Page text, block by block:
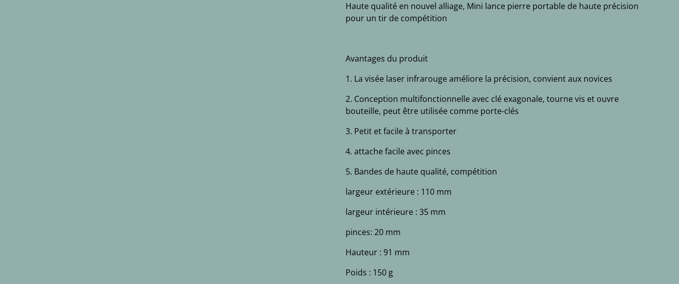
Haute qualité en nouvel alliage, Mini lance pierre portable de haute précision
pour un tir de compétition
Avantages du produit
1. La visée laser infrarouge améliore la précision, convient aux novices
2. Conception multifonctionnelle avec clé exagonale, tourne vis et ouvre
bouteille, peut être utilisée comme porte-clés
3. Petit et facile à transporter
4. attache facile avec pinces
5. Bandes de haute qualité, compétition
largeur extérieure : 110 mm
largeur intérieure : 35 mm
pinces: 20 mm
Hauteur : 91 mm
Poids : 150 g